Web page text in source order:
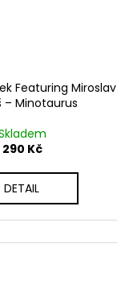
Featuring Miroslav
‎– Minotaurus
290 Kč
DETAIL